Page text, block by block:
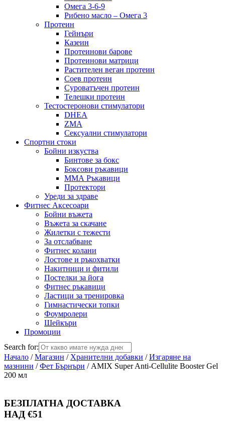
Омега 3-6-9
Рибено масло – Омега 3
Протеин
Гейнъри
Казеин
Протеинови барове
Протеинови матрици
Растителен веган протеин
Соев протеин
Суроватъчен протеин
Телешки протеин
Тестостеронови стимулатори
DHEA
ZMA
Сексуални стимулатори
Спортни стоки
Бойни изкуства
Бинтове за бокс
Боксови ръкавици
ММА Ръкавици
Протектори
Уреди за здраве
Фитнес Аксесоари
Бойни въжета
Въжета за скачане
Жилетки с тежести
За отслабване
Фитнес колани
Лостове и ръкохватки
Накитници и фитили
Постелки за йога
Фитнес ръкавици
Ластици за тренировка
Гимнастически топки
Фоумролери
Шейкъри
Промоции
Search for:
Начало /Магазин / Хранителни добавки /Изгаряне на
мазнини /Фет Бърнъри / AMIX Super Anti-Cellulite Booster Gel
200 мл
БЕЗПЛАТНА ДОСТАВКА
НАД €51